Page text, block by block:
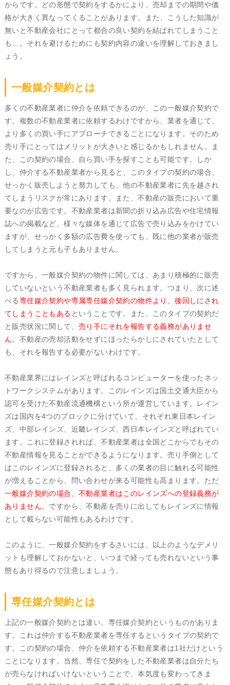
からです。どの形態で契約をするかにより、売却までの期間や価
格が大きく異なってくることがあります。また、こうした知識が
無いと不動産会社にとって都合の良い契約を結ばれてしまうこと
も…。それを避けるためにも契約内容の違いを理解しておきまし
ょう。
一般媒介契約とは
多くの不動産業者に仲介を依頼できるのが、この一般媒介契約で
す。複数の不動産業者に依頼するわけですから、業者を通じて、
より多くの買い手にアプローチできることになります。そのため
売り手にとってはメリットが大きいと感じるかもしれません。ま
た、この契約の場合、自ら買い手を探すことも可能です。しか
し、仲介する不動産業者から見ると、このタイプの契約の場合、
せっかく販売しようと努力しても、他の不動産業者に先を越され
てしまうリスクが常にあります。また、不動産の販売において重
要なのが広告です。不動産業者は新聞の折り込み広告や住宅情報
誌への掲載など、様々な媒体を通じて広告で売り込みをかけてい
ますが、せっかく多額の広告費を使っても、既に他の業者が販売
してしまうと元も子もありません。
ですから、一般媒介契約の物件に関しては、あまり積極的に販売
していないという不動産業者も多く見られます。つまり、次に述
べる専任媒介契約や専属専任媒介契約の物件より、後回しにされ
てしまうこともある ということです。また、このタイプの契約だ
と販売状況に関して、 売り手にそれを報告する義務がありませ
ん。不動産の売却活動をせずにほったらかしにされていたとして
も、それを報告する必要がないわけです。
不動産業界にはレインズと呼ばれるコンピューターを使ったネッ
トワークシステムがあります。このレインズは国土交通大臣から
認可を受けた不動産流通機構という所が運営しています。レイン
ズは国内を4つのブロックに分けていて、それぞれ東日本レイン
ズ、中部レインズ、近畿レインズ、西日本レインズと呼ばれてい
ます。これに登録されれば、不動産業者は全国どこからでもその
不動産情報を見ることができるようになります。売り手側として
はこのレインズに登録されると、多くの業者の目に触れる可能性
が増えることから、問い合わせが来る可能性も高まります。ただ
一般媒介契約の場合、不動産業者はこのレインズへの登録義務が
ありません。ですから、不動産を売りに出してもレインズに情報
として載らない可能性もあるわけです。
このように、一般媒介契約をするさいには、以上のようなデメリ
ットも理解しておかないと、いつまで経っても売れないという事
態もあり得るので注意しましょう。
専任媒介契約とは
上記の一般媒介契約とは違い、専任媒介契約というものがありま
す。これは仲介する不動産業者を専任するというタイプの契約で
す。この契約の場合、仲介を依頼する不動産業者は1社だけという
ことになります。当然、専任で契約をした不動産業者は自分たち
が売らなければいけないということで、本気度も変わってきま